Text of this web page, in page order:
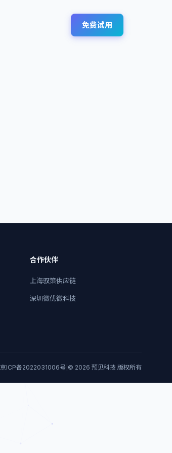
免费试用
合作伙伴
上海驭策供应链
深圳微优微科技
京ICP备2022031006号 © 2026 预见科技 版权所有